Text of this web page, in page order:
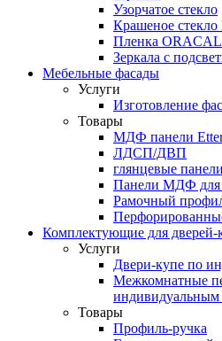
Узорчатое стекло
Крашеное
Пленка ORACAL
Зеркала с
Мебельные фасады
Услуги
Изготовление
Товары
МДФ панели
ЛДСП/ДВП
глянцевые
Панели МДФ для
Рамочный
Комплектующие для дверей-
Услуги
Двери-купе по
Межкомнатные
индивидуальным
Товары
Профиль-ручка